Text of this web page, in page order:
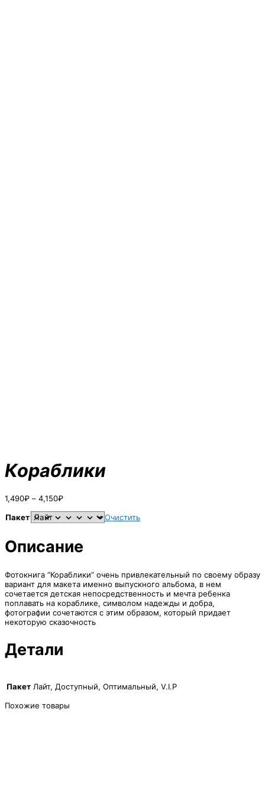
Кораблики
1,490₽ – 4,150₽Диапазон
1,490₽
–
Пакет Очистить
Описание
Фотокнига “Кораблики” очень привлекательный по своему образу
вариант для макета именно выпускного альбома, в нем
сочетается детская непосредственность и мечта ребенка
поплавать на кораблике, символом надежды и добра,
фотографии сочетаются с этим образом, который придает
некоторую сказочность
Детали
Пакет Лайт, Доступный, Оптимальный, V.I.P
Похожие товары